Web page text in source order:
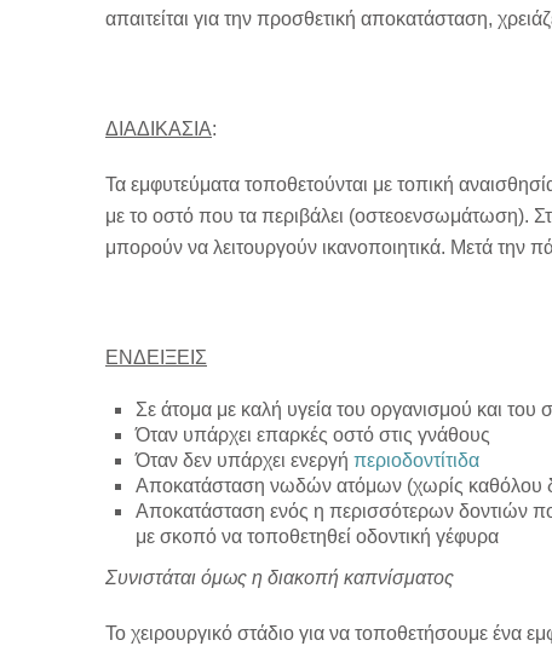
απαιτείται για την προσθετική αποκατάσταση,
ΔΙΑΔΙΚΑΣΙΑ:
Τα εμφυτεύματα τοποθετούνται με τοπική
με το οστό που τα περιβάλει (οστεοενσωμάτωση).
μπορούν να λειτουργούν ικανοποιητικά. Μετά την
ΕΝΔΕΙΞΕΙΣ
Σε άτομα με καλή υγεία του οργανισμού και του
Όταν υπάρχει επαρκές οστό στις γνάθους
Όταν δεν υπάρχει ενεργή περιοδοντίτιδα
Αποκατάσταση νωδών ατόμων (χωρίς καθόλου
Αποκατάσταση ενός η περισσότερων δοντιών
με σκοπό να τοποθετηθεί οδοντική γέφυρα
Συνιστάται όμως η διακοπή καπνίσματος
Το χειρουργικό στάδιο για να τοποθετήσουμε ένα